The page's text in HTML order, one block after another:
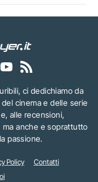
ci dedichiamo da
cinema e delle serie
alle recensioni,
anche e soprattutto
passione.
Policy
Contatti